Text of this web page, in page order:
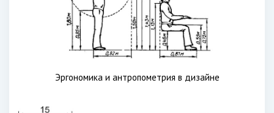
Эргономика и антропометрия в дизайне